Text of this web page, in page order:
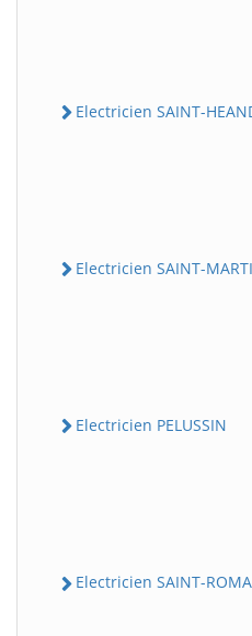
Electricien SAINT-
Electricien SAINT-
Electricien PELUSSIN
Electricien SAINT-